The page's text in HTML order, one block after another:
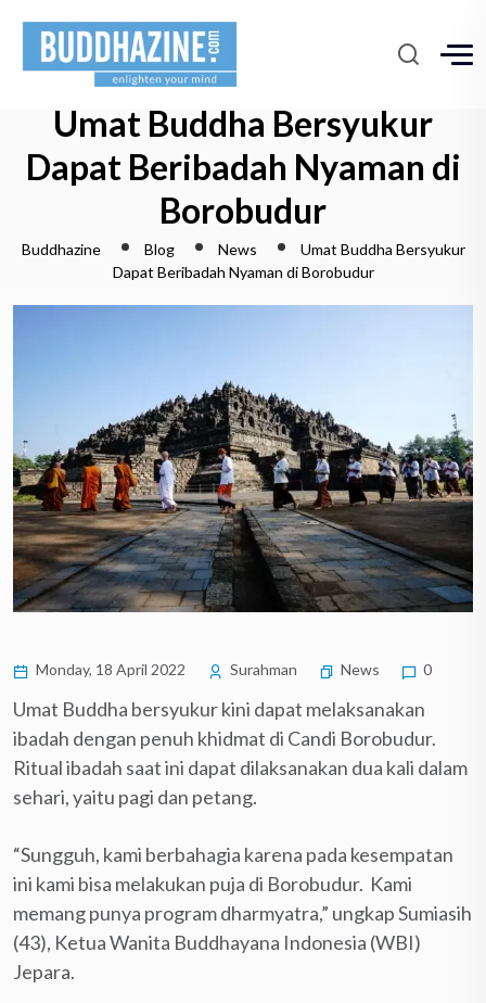
Umat Buddha Bersyukur
Dapat Beribadah Nyaman di
Borobudur
Buddhazine Blog News
Umat Buddha Bersyukur
Dapat Beribadah Nyaman di Borobudur
Monday, 18 April 2022 Surahman News 0
Umat Buddha bersyukur kini dapat melaksanakan
ibadah dengan penuh khidmat di Candi Borobudur.
Ritual ibadah saat ini dapat dilaksanakan dua kali dalam
sehari, yaitu pagi dan petang.
“Sungguh, kami berbahagia karena pada kesempatan
ini kami bisa melakukan puja di Borobudur. Kami
memang punya program dharmyatra,” ungkap Sumiasih
(43), Ketua Wanita Buddhayana Indonesia (WBI)
Jepara.